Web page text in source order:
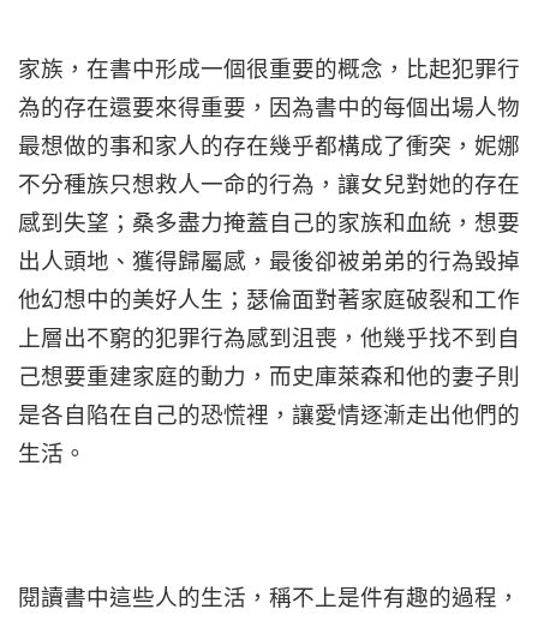
家族，在書中形成一個很重要的概念，比起犯罪行
為的存在還要來得重要，因為書中的每個出場人物
最想做的事和家人的存在幾乎都構成了衝突，妮娜
不分種族只想救人一命的行為，讓女兒對她的存在
感到失望；桑多盡力掩蓋自己的家族和血統，想要
出人頭地、獲得歸屬感，最後卻被弟弟的行為毀掉
他幻想中的美好人生；瑟倫面對著家庭破裂和工作
上層出不窮的犯罪行為感到沮喪，他幾乎找不到自
己想要重建家庭的動力，而史庫萊森和他的妻子則
是各自陷在自己的恐慌裡，讓愛情逐漸走出他們的
生活。
閱讀書中這些人的生活，稱不上是件有趣的過程，